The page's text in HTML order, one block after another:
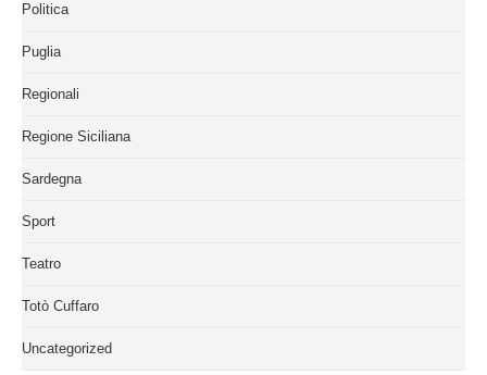
Politica
Puglia
Regionali
Regione Siciliana
Sardegna
Sport
Teatro
Totò Cuffaro
Uncategorized